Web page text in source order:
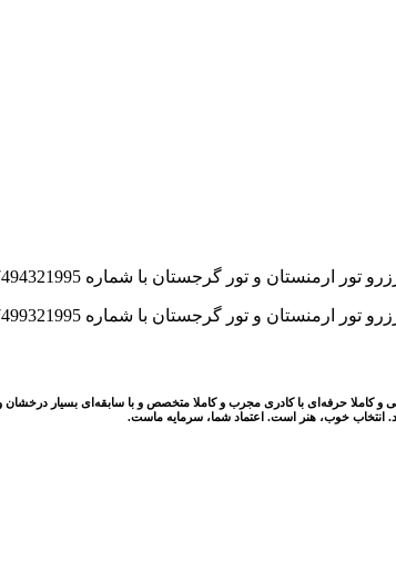
حرفه‌ای با کادری مجرب و کاملا متخصص و با سابقه‌ای بسیار درخشان و
انتخاب خوب، هنر است. اعتماد شما، سرمایه ماست.